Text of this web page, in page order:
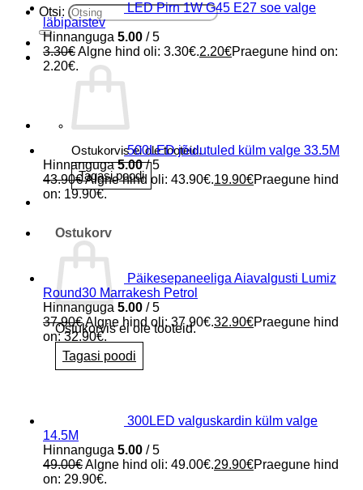
Otsi:
Ostukorvis ei ole tooteid.
Tagasi poodi
Ostukorv
Ostukorvis ei ole tooteid.
Tagasi poodi
LED Pirn 1W G45 E27 soe valge
läbipaistev
Hinnanguga 5.00 / 5
3.30€Algne hind oli: 3.30€.2.20€Praegune hind on:
2.20€.
500LED jõulutuled külm valge 33.5M
Hinnanguga5.00/ 5
43.90€Algne hind oli: 43.90€.19.90€Praegune hind
on: 19.90€.
Päikesepaneeliga Aiavalgusti Lumiz
Round30 Marrakesh Petrol
Hinnanguga 5.00 / 5
37.90€Algne hind oli: 37.90€.32.90€Praegune hind
on: 32.90€.
300LED valguskardin külm valge
14.5M
Hinnanguga 5.00 / 5
49.00€Algne hind oli: 49.00€.29.90€Praegune hind
on: 29.90€.